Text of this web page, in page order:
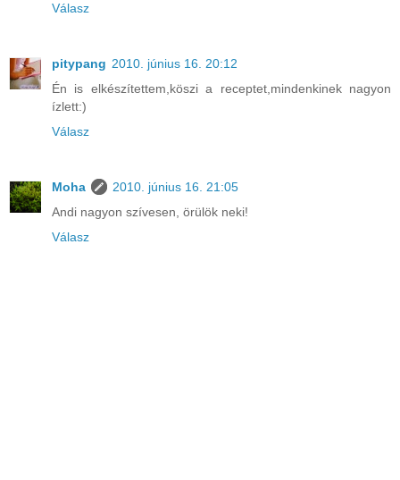
Válasz
pitypang 2010. június 16. 20:12
Én is elkészítettem,köszi a receptet,mindenkinek nagyon
ízlett:)
Válasz
Moha
2010. június 16. 21:05
Andi nagyon szívesen, örülök neki!
Válasz